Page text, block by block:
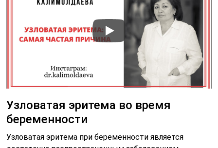
Узловатая эритема во время
беременности
Узловатая эритема при беременности является